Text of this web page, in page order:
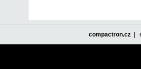
compactron.cz |